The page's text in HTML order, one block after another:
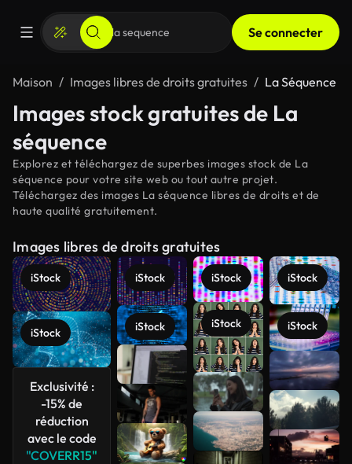
Se connecter
Maison Images libres de droits gratuites La Séquence
Images stock gratuites de La
séquence
Explorez et téléchargez de superbes images stock de La
séquence pour votre site web ou tout autre projet.
Téléchargez des images La séquence libres de droits et de
haute qualité gratuitement.
Images libres de droits gratuites
iStock
iStock
Exclusivité :
-15% de
réduction
avec le code
"COVERR15"
iStock
iStock
iStock
iStock
iStock
iStock
Voir plus